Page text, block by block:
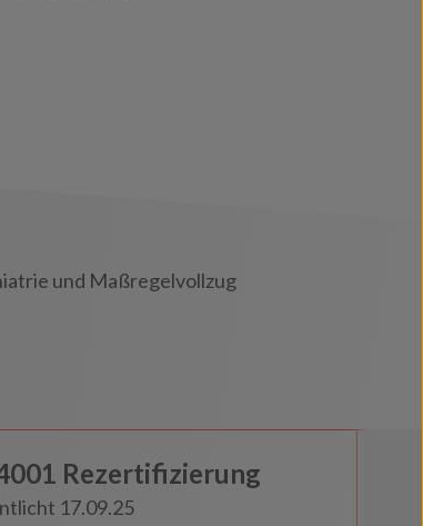
und Maßregelvollzug
Rezertifizierung
17.09.25